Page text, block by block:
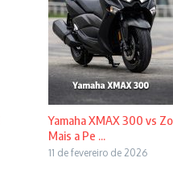
Yamaha XMAX 300 vs
Mais a Pe ...
11 de fevereiro de 2026